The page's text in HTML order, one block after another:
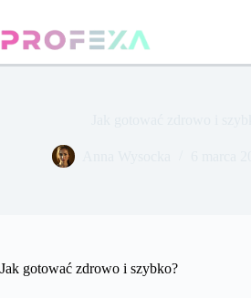
treści
Jak gotować zdrowo i szybko?